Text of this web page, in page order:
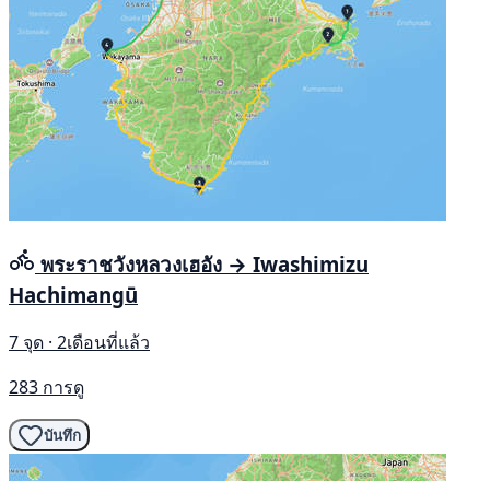
พระราชวังหลวงเฮอัง → Iwashimizu
Hachimangū
7 จุด · 2เดือนที่แล้ว
283 การดู
บันทึก